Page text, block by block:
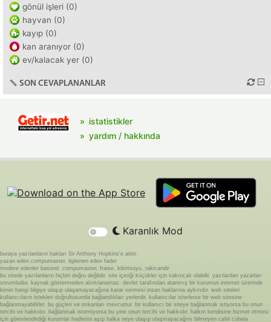
gönül işleri (0)
hayvan (0)
kayıp (0)
kan aranıyor (0)
ev/kalacak yer (0)
SON CEVAPLANANLAR
istatistikler
yardım / hakkında
Karanlık Mod
buraya yazılanların hakları Sir Anthony Hopkins'e aittir.
yazan eden compumaster, ilgilenen eden fader
modere edenler basond, compumaster, fraise, kibritsuyu, rakicandir
bu sitede yazılanların hiçbiri doğru değildir. site içeriği küçükler için sakıncalı olabilir. yazılardan yazarları
sorumludur. kaynak göstermeden alıntılanamaz. devlet tarafından atanmış bir kurumun internet üzerinde
kimin hangi bilgiye ulaşıp ulaşamayacağına karar vermesi insan haklarına aykırıdır. web siteleri
kullanıcıların istekleri doğrultusunda bağlandıkları yerlerdir. kullanıcılar isterlerse bir web sitesine
bağlanmayabilirler. bu güçleri ve imkanları mevcuttur. bir kullanıcı bir siteye bağlanmak istiyorsa bu onun
tercihi ve hakkıdır. bağlanmak istemiyorsa bu yine onun tercihi ve hakkıdır. halkın kendisine hizmet etmesi
için görevlendirdiği kurumlar hadlerini aşıp halka neye ulaşıp ulaşmayacağını bilmeyen cahil cühela